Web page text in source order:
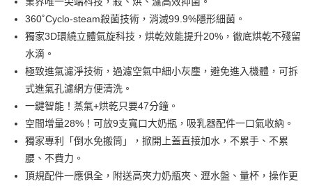
1.分期款項不併入電信帳單，「大哥付你分期」於每月結算日後寄送繳費提
醒簡訊。
2.透過簡訊連結打開帳單後，可選擇「超商條碼／台灣大直營門市／銀行轉
帳／街口支付／iPASS MONEY」等通路繳費。
【注意事項】
用戶於交易時，得透過本服務購買商品或服務，並由商店將買賣／分期付款
買賣價金債權讓與本公司後，依約使用本公司帳單繳交帳款。
2.基於同意付款使用「大哥付你分期」之契約關係目的，商店將以您的個人
資料（包含姓名、電話或地址）提供予台灣大哥大進項蒐集、處理及利用，
由本公司與您本人進行分期帳單所需資料之確認、核對及更正。
3.完整用戶服務條款，請詳閱以下連結：https://oppay.tw/userRule
３．安心：先確認商品／服務後，再付款。
１．於結帳方式選擇「AFTEE先享後付」後，將跳轉至「AFTEE先享後付」
結帳頁面，進行簡訊認證並確認金額後，即可完成結帳。
２．訂單成立數日內，您將收到繳費通知簡訊。
３．收到繳費通知簡訊後14天內，點擊此簡訊中的連結，可透過四大超商／
ATM／網路銀行／等多元方式進行付款，方視為交易完成。
※ 請注意：結帳手續完成當下不需立刻繳費，但若您需要取消訂單，請聯絡
購買商品的店家。未經商家同意取消之訂單仍視為有效，需透過AFTEE先享
後付繳納相關費用。
※ 交易是否成功請以「AFTEE先享後付 」之結帳頁面顯示為準，若有關於
是否繳費成功／繳費後需取消欲退款等相關疑問，請聯繫「AFTEE先享後付
宅配
每筆NT$100，滿NT$1,000(含以上)免運費
360˚Cyclo-steam殺菌技術，消滅99.9%隱形細菌。
獨家3D環繞立體氣旋科技，烘乾效能提升20%，徹底烘乾不殘留
水滴。
極致進氣濾淨技術，過濾空氣中細小灰塵，避免進入機體，可拆
式進氣孔濾網方便清洗。
一鍵智能！蒸氣+烘乾只要47分鐘。
空間增量28%！可放9支寬口大奶瓶，吸乳器配件一口氣收納。
獨家專利「倒水免搬筒」，掀開上蓋直接加水，不累手、不累
腰、不費力。
頂規配件一應俱全，附送高夾力奶瓶夾、瀝水盤、量杯，操作更